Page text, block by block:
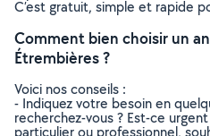
C’est gratuit, simple et rapide
Comment bien choisir un
Étrembières ?
Voici nos conseils :
- Indiquez votre besoin en
recherchez-vous ? Est-ce
particulier ou professionnel,